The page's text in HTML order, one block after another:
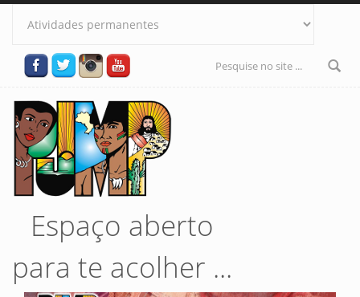
Pular para o conteúdo principal
Formulário
Espaço aberto
para te acolher ...